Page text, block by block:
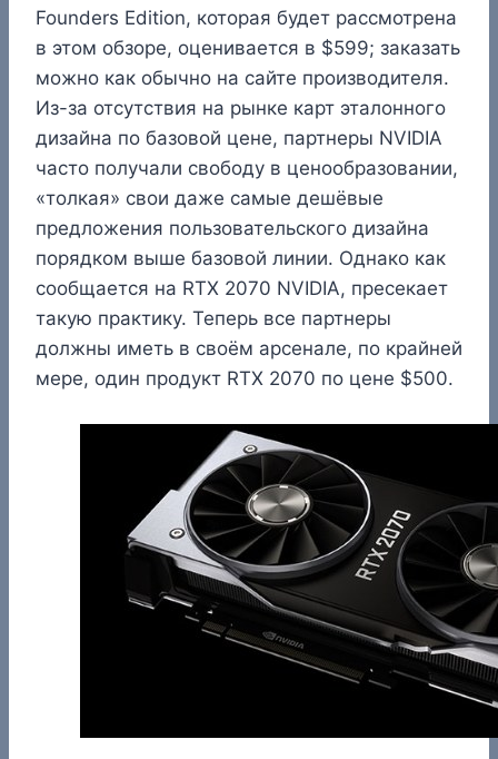
Founders Edition, которая будет рассмотрена
в этом обзоре, оценивается в $599; заказать
можно как обычно на сайте производителя.
Из-за отсутствия на рынке карт эталонного
дизайна по базовой цене, партнеры NVIDIA
часто получали свободу в ценообразовании,
«толкая» свои даже самые дешёвые
предложения пользовательского дизайна
порядком выше базовой линии. Однако как
сообщается на RTX 2070 NVIDIA, пресекает
такую практику. Теперь все партнеры
должны иметь в своём арсенале, по крайней
мере, один продукт RTX 2070 по цене $500.